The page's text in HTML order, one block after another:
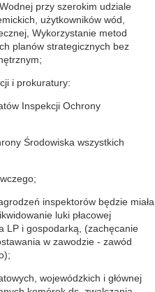
przy szerokim udziale
użytkowników wód,
Wykorzystanie metod
planów strategicznych bez
i prokuratury:
Inspekcji Ochrony
Środowiska wszystkich
inspektorów będzie miała
luki płacowej
LP i gospodarką, (zachęcanie
w zawodzie - zawód
wojewódzkich i głównej